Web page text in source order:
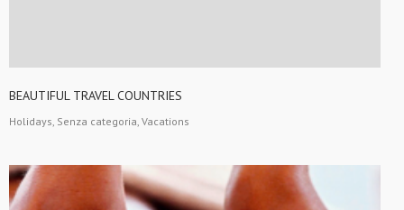
BEAUTIFUL TRAVEL COUNTRIES
Holidays, Senza categoria, Vacations